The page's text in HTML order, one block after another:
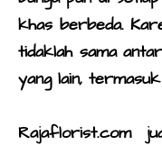
khas berbeda.
tidaklah sama
yang lain,
Rajaflorist.com